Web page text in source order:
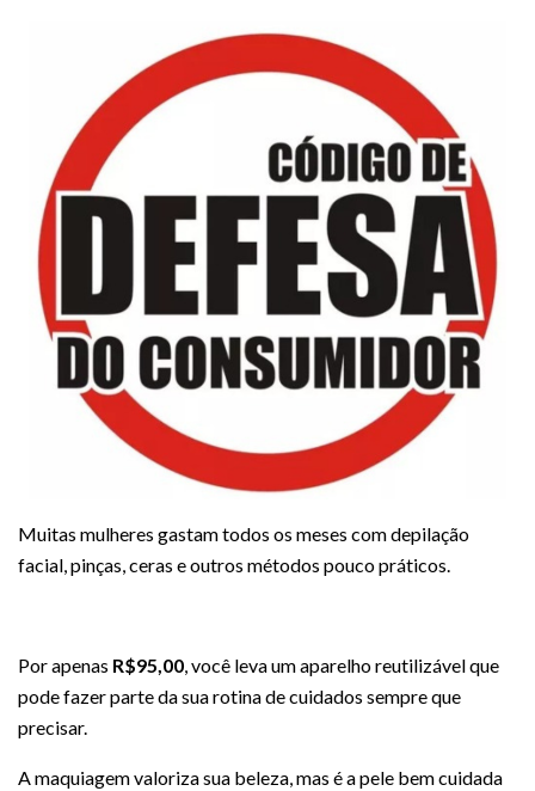
Muitas mulheres gastam todos os meses com depilação
facial, pinças, ceras e outros métodos pouco práticos.
Por apenas R$95,00, você leva um aparelho reutilizável que
pode fazer parte da sua rotina de cuidados sempre que
precisar.
A maquiagem valoriza sua beleza, mas é a pele bem cuidada